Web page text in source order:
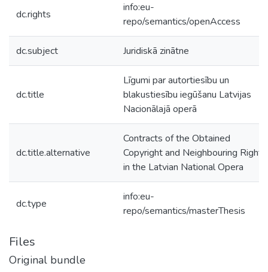
dc.rights
info:eu-
repo/semantics/openAccess
dc.subject Juridiskā zinātne
dc.title
Līgumi par autortiesību un
blakustiesību iegūšanu Latvijas
Nacionālajā operā
dc.title.alternative
Contracts of the Obtained
Copyright and Neighbouring Rights
in the Latvian National Opera
dc.type
info:eu-
repo/semantics/masterThesis
Files
Original bundle